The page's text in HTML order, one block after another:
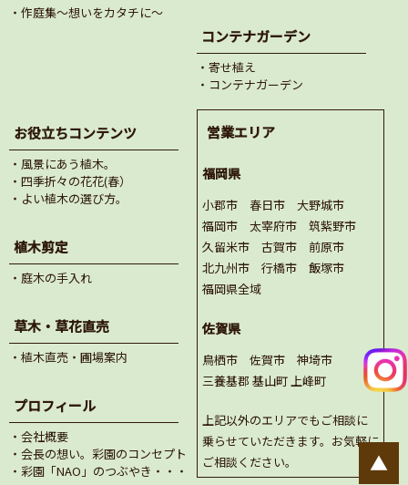
・作庭集～想いをカタチに～
コンテナガーデン
・寄せ植え
・コンテナガーデン
お役立ちコンテンツ
・風景にあう植木。
・四季折々の花花(春）
・よい植木の選び方。
植木剪定
・庭木の手入れ
草木・草花直売
・植木直売・圃場案内
プロフィール
・会社概要
・会長の想い。彩園のコンセプト
・彩園「NAO」のつぶやき・・・
営業エリア
福岡県
小郡市 春日市 大野城市
福岡市 太宰府市 筑紫野市
久留米市 古賀市 前原市
北九州市 行橋市 飯塚市
福岡県全域
佐賀県
鳥栖市 佐賀市 神埼市
三養基郡 基山町 上峰町
上記以外のエリアでもご相談に
乗らせていただきます。お気軽に
ご相談ください。
▲